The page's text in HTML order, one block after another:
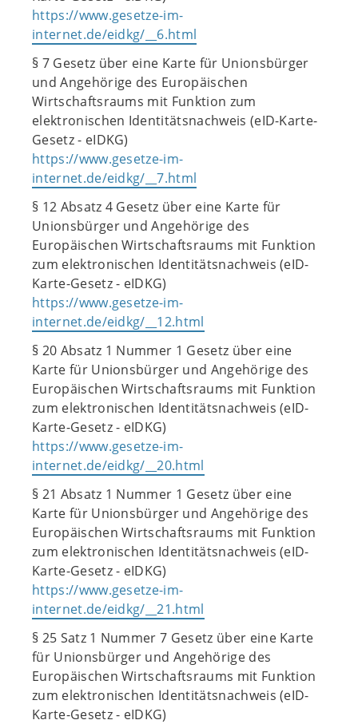
https://www.gesetze-im-
internet.de/eidkg/__6.html
§ 7 Gesetz über eine Karte für Unionsbürger
und Angehörige des Europäischen
Wirtschaftsraums mit Funktion zum
elektronischen Identitätsnachweis (eID-Karte-
Gesetz - eIDKG)
https://www.gesetze-im-
internet.de/eidkg/__7.html
§ 12 Absatz 4 Gesetz über eine Karte für
Unionsbürger und Angehörige des
Europäischen Wirtschaftsraums mit Funktion
zum elektronischen Identitätsnachweis (eID-
Karte-Gesetz - eIDKG)
https://www.gesetze-im-
internet.de/eidkg/__12.html
§ 20 Absatz 1 Nummer 1 Gesetz über eine
Karte für Unionsbürger und Angehörige des
Europäischen Wirtschaftsraums mit Funktion
zum elektronischen Identitätsnachweis (eID-
Karte-Gesetz - eIDKG)
https://www.gesetze-im-
internet.de/eidkg/__20.html
§ 21 Absatz 1 Nummer 1 Gesetz über eine
Karte für Unionsbürger und Angehörige des
Europäischen Wirtschaftsraums mit Funktion
zum elektronischen Identitätsnachweis (eID-
Karte-Gesetz - eIDKG)
https://www.gesetze-im-
internet.de/eidkg/__21.html
§ 25 Satz 1 Nummer 7 Gesetz über eine Karte
für Unionsbürger und Angehörige des
Europäischen Wirtschaftsraums mit Funktion
zum elektronischen Identitätsnachweis (eID-
Karte-Gesetz - eIDKG)